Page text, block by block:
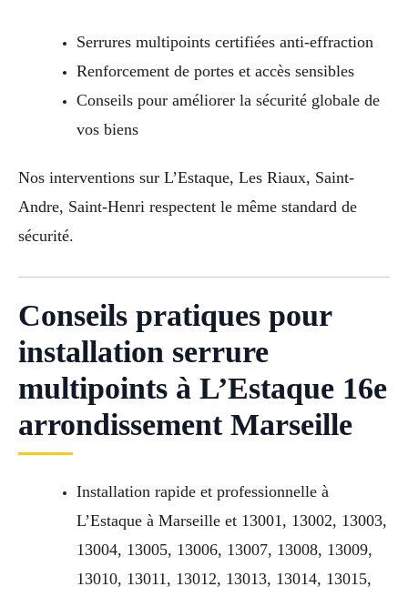
Serrures multipoints certifiées anti-effraction
Renforcement de portes et accès sensibles
Conseils pour améliorer la sécurité globale de
vos biens
Nos interventions sur L’Estaque, Les Riaux, Saint-
Andre, Saint-Henri respectent le même standard de
sécurité.
Conseils pratiques pour
installation serrure
multipoints à L’Estaque 16e
arrondissement Marseille
Installation rapide et professionnelle à
L’Estaque à Marseille et 13001, 13002, 13003,
13004, 13005, 13006, 13007, 13008, 13009,
13010, 13011, 13012, 13013, 13014, 13015,